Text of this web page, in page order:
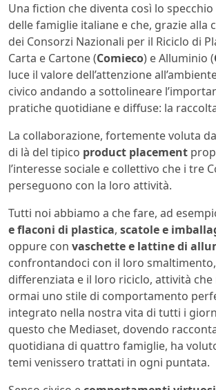
Una fiction che diventa così lo
delle famiglie italiane e che, grazie alla
dei Consorzi Nazionali per il Riciclo di
Carta e Cartone (Comieco) e Alluminio (
luce il valore dell’attenzione
civico andando a sottolineare
pratiche quotidiane e diffuse: la
La collaborazione, fortemente voluta
di là del tipico product placement
l’interesse sociale e collettivo che i tre
perseguono con la loro attività.
Tutti noi abbiamo a che fare, ad
e flaconi di plastica, scatole e
oppure con vaschette e lattine di
confrontandoci con il loro
differenziata e il loro riciclo, attività
ormai uno stile di comportamento
integrato nella nostra vita di tutti i
questo che Mediaset, dovendo
quotidiana di quattro famiglie, ha
temi venissero trattati in ogni puntata.